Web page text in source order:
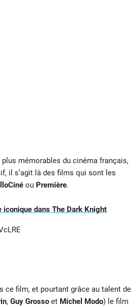
mémorables du cinéma français,
il s’agit là des films qui sont les
ou Première.
iconique dans The Dark Knight
ce film, et pourtant grâce au talent de
, Guy Grossoet Michel Modo) le film